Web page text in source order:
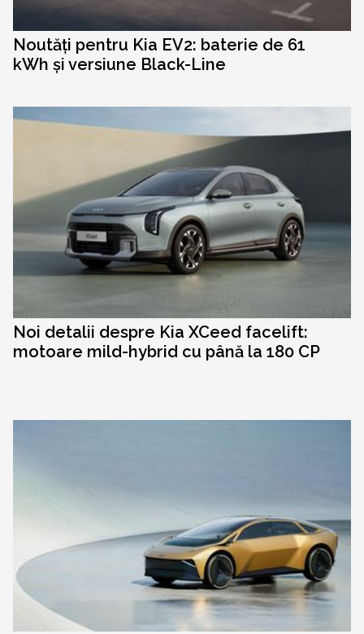
Noutăți pentru Kia EV2: baterie de 61
kWh și versiune Black-Line
Noi detalii despre Kia XCeed facelift:
motoare mild-hybrid cu până la 180 CP